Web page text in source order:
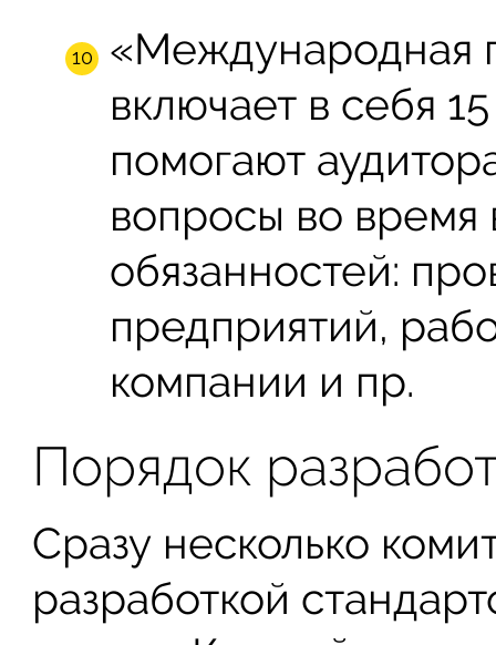
«Международная
включает в себя
помогают
вопросы во время
обязанностей:
предприятий,
компании и пр.
Порядок
Сразу несколько
разработкой